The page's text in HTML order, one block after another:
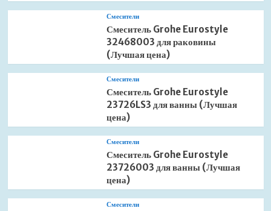
Смесители
Смеситель Grohe Eurostyle
32468003 для раковины
(Лучшая цена)
Смесители
Смеситель Grohe Eurostyle
23726LS3 для ванны (Лучшая
цена)
Смесители
Смеситель Grohe Eurostyle
23726003 для ванны (Лучшая
цена)
Смесители